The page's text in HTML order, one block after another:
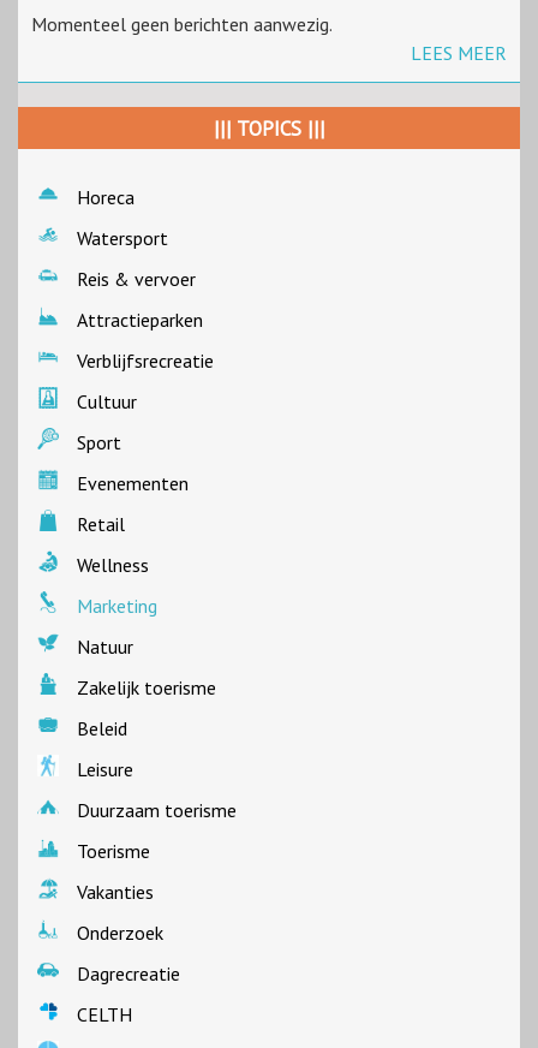
Momenteel geen berichten aanwezig.
LEES MEER
||| TOPICS |||
Horeca
Watersport
Reis & vervoer
Attractieparken
Verblijfsrecreatie
Cultuur
Sport
Evenementen
Retail
Wellness
Marketing
Natuur
Zakelijk toerisme
Beleid
Leisure
Duurzaam toerisme
Toerisme
Vakanties
Onderzoek
Dagrecreatie
CELTH